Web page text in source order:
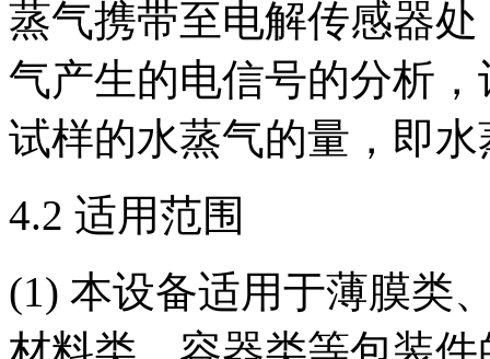
蒸气携带至电解传感器
气产生的电信号的分析
试样的水蒸气的量，即
4.2 适用范围
(1) 本设备适用于薄膜类